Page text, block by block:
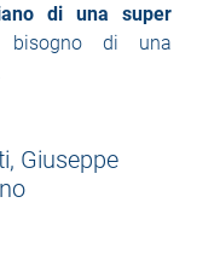
di una super
di una
Giuseppe